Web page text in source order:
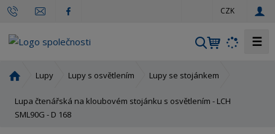
CZK
V
h
e
☰
o
d
Lupy Lupy s osvětlením Lupy se stojánkem
Lupa čtenářská na kloubovém stojánku s osvětlením - LCH
SML90G - D 168